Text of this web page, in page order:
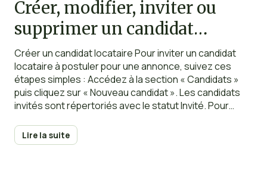
Créer, modifier, inviter ou
supprimer un candidat
locataire
Créer un candidat locataire Pour inviter un candidat
locataire à postuler pour une annonce, suivez ces
étapes simples : Accédez à la section « Candidats »
puis cliquez sur « Nouveau candidat ». Les candidats
invités sont répertoriés avec le statut Invité. Pour
saisir les informations suivantes
Lire la suite